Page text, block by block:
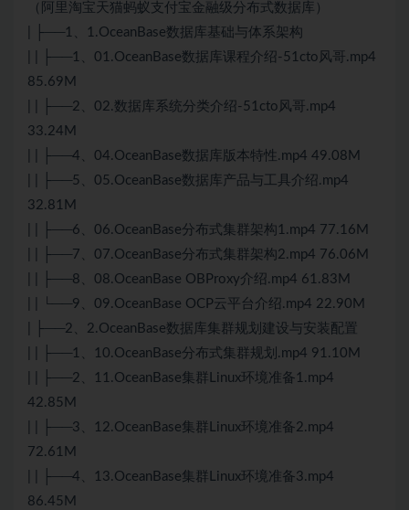
（阿里淘宝天猫蚂蚁支付宝金融级分布式数据库）
| ├──1、1.OceanBase数据库基础与体系架构
| | ├──1、01.OceanBase数据库课程介绍-51cto风哥.mp4
85.69M
| | ├──2、02.数据库系统分类介绍-51cto风哥.mp4
33.24M
| | ├──4、04.OceanBase数据库版本特性.mp4 49.08M
| | ├──5、05.OceanBase数据库产品与工具介绍.mp4
32.81M
| | ├──6、06.OceanBase分布式集群架构1.mp4 77.16M
| | ├──7、07.OceanBase分布式集群架构2.mp4 76.06M
| | ├──8、08.OceanBase OBProxy介绍.mp4 61.83M
| | └──9、09.OceanBase OCP云平台介绍.mp4 22.90M
| ├──2、2.OceanBase数据库集群规划建设与安装配置
| | ├──1、10.OceanBase分布式集群规划.mp4 91.10M
| | ├──2、11.OceanBase集群Linux环境准备1.mp4
42.85M
| | ├──3、12.OceanBase集群Linux环境准备2.mp4
72.61M
| | ├──4、13.OceanBase集群Linux环境准备3.mp4
86.45M